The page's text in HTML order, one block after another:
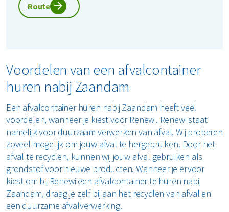
Route
Voordelen van een afvalcontainer
huren nabij Zaandam
Een afvalcontainer huren nabij Zaandam heeft veel
voordelen, wanneer je kiest voor Renewi. Renewi staat
namelijk voor duurzaam verwerken van afval. Wij proberen
zoveel mogelijk om jouw afval te hergebruiken. Door het
afval te recyclen, kunnen wij jouw afval gebruiken als
grondstof voor nieuwe producten. Wanneer je ervoor
kiest om bij Renewi een afvalcontainer te huren nabij
Zaandam, draag je zelf bij aan het recyclen van afval en
een duurzame afvalverwerking.